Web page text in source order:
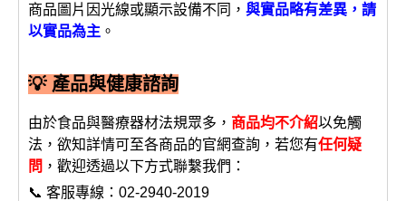
商品圖片因光線或顯示設備不同， 與實品略有差異，請
以實品為主 。
💡 產品與健康諮詢
由於食品與醫療器材法規眾多， 商品均不介紹以免觸
法，欲知詳情可至各商品的官網查詢，若您有任何疑
問 ，歡迎透過以下方式聯繫我們：
📞 客服專線：02-2940-2019